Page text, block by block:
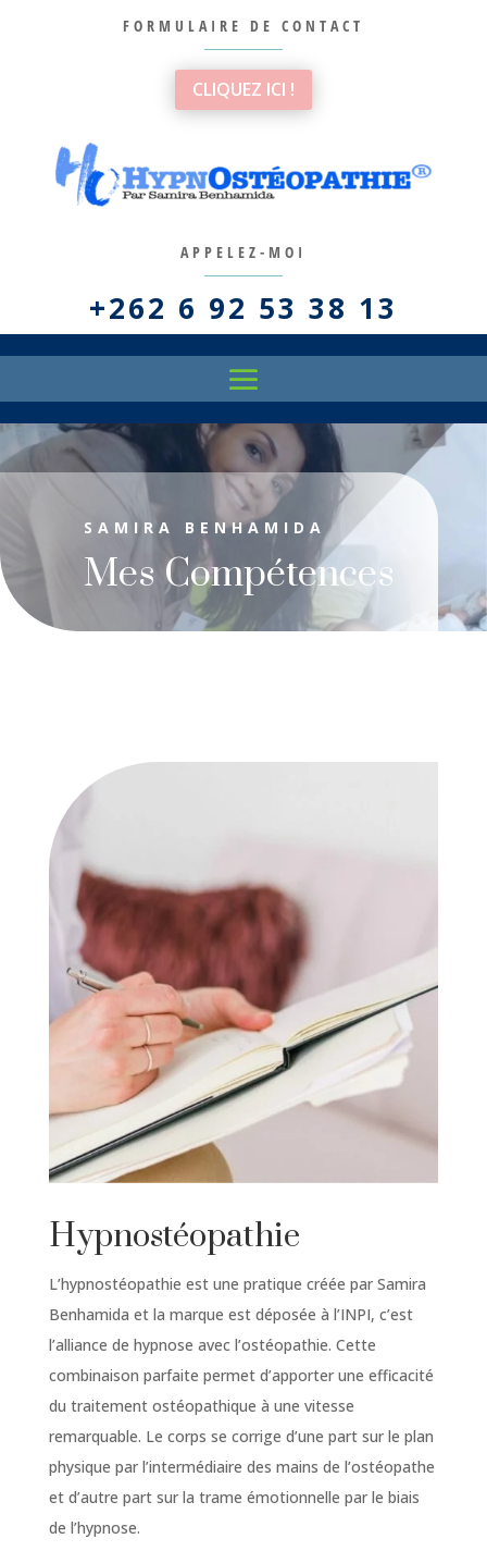
FORMULAIRE DE CONTACT
CLIQUEZ ICI !
APPELEZ-MOI
+262 6 92 53 38 13
SAMIRA BENHAMIDA
Mes Compétences
Hypnostéopathie
L’hypnostéopathie est une pratique créée par Samira
Benhamida et la marque est déposée à l’INPI, c’est
l’alliance de hypnose avec l’ostéopathie. Cette
combinaison parfaite permet d’apporter une efficacité
du traitement ostéopathique à une vitesse
remarquable. Le corps se corrige d’une part sur le plan
physique par l’intermédiaire des mains de l’ostéopathe
et d’autre part sur la trame émotionnelle par le biais
de l’hypnose.